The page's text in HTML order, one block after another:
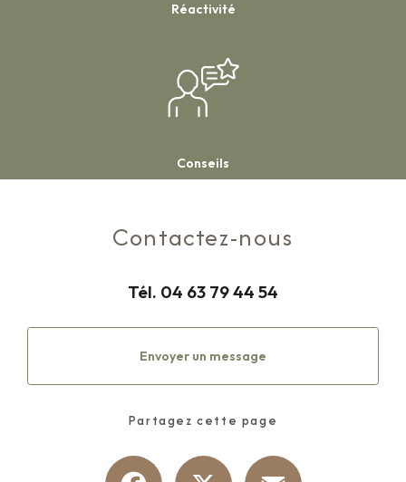
Réactivité
Conseils
Contactez-nous
Tél. 04 63 79 44 54
Envoyer un message
Partagez cette page
Facebook